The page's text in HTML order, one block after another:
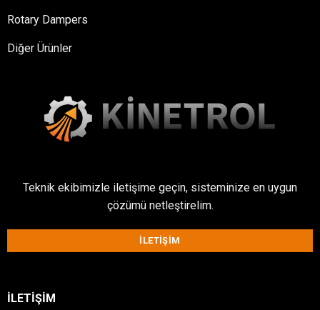
Rotary Dampers
Diğer Ürünler
Teknik ekibimizle iletişime geçin, sisteminize en uygun
çözümü netleştirelim.
İLETIŞIM
İLETIŞIM